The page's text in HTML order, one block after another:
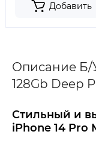
Добавить
Описание Б/
128Gb Deep
Стильный и
iPhone 14 Pro